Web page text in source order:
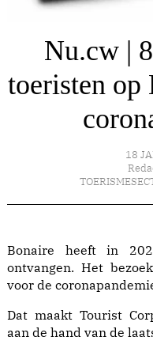
Nu.cw |
toeristen op
18
Bonaire heeft in
ontvangen. Het
voor de
Dat maakt Tourist
aan de hand van de